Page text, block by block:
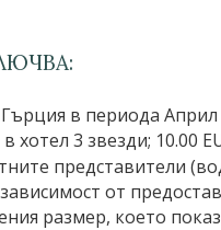
в периода
хотел 3 звезди; 10.00
представители
от
размер, което